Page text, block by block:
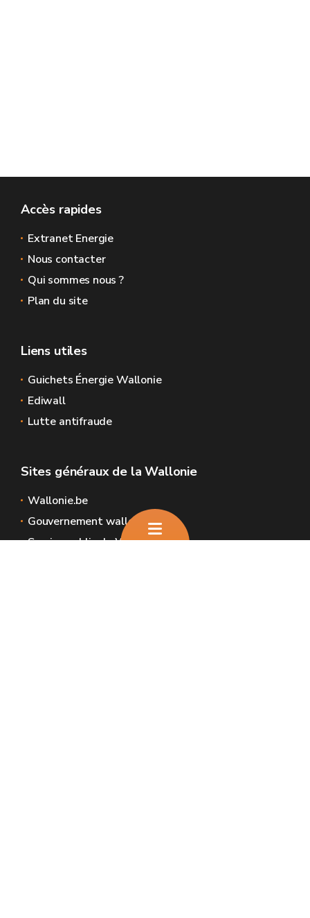
Accès rapides
Extranet Energie
Nous contacter
Qui sommes nous ?
Plan du site
Liens utiles
Guichets Énergie Wallonie
Ediwall
Lutte antifraude
Sites généraux de la Wallonie
Wallonie.be
Gouvernement wallon
Service public de Wallonie